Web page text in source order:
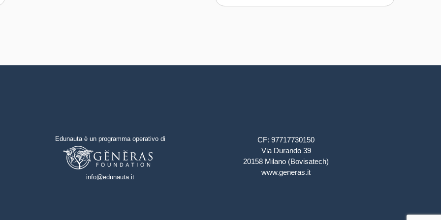
Capacità di coraggio e
Edunauta è un programma operativo di
info@edunauta.it
CF: 97717730150
Via Durando 39
20158 Milano (Bovisatech)
www.generas.it